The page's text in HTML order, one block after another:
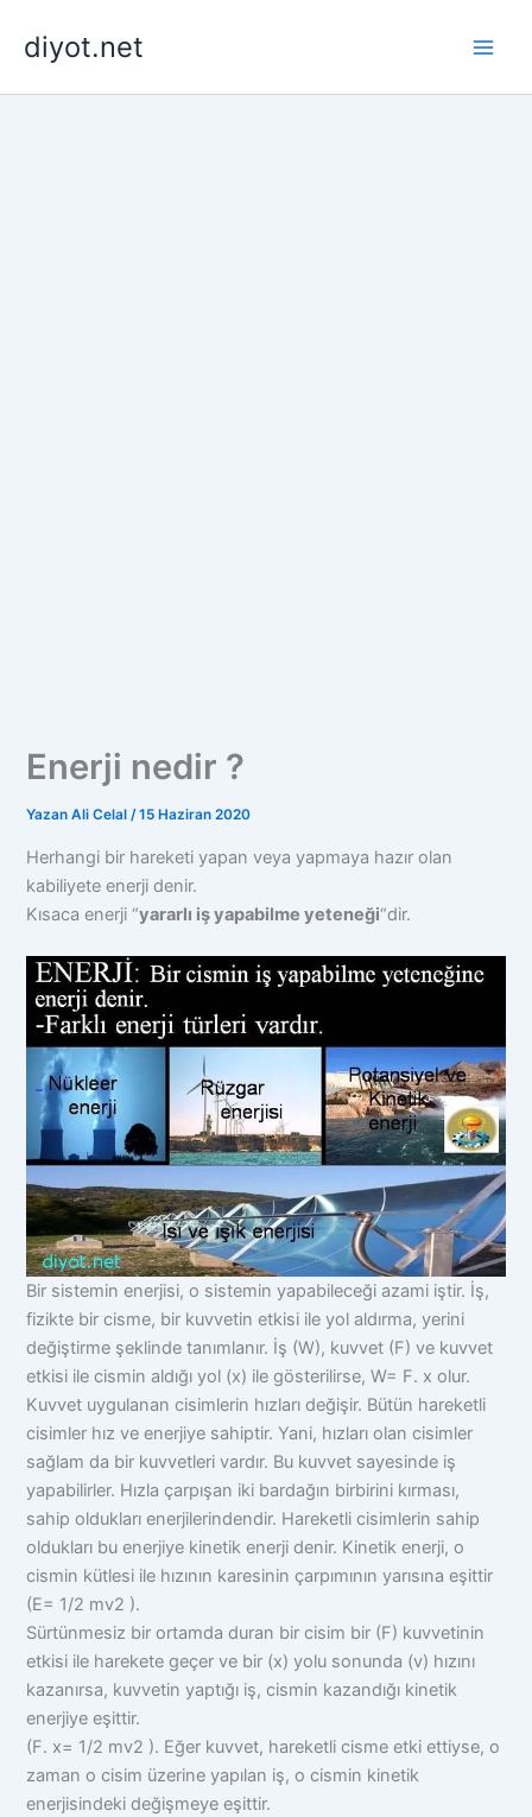
atladiyot.net
Enerji nedir ?
Yazan Ali Celal/15 Haziran 2020
Herhangi bir hareketi yapan veya yapmaya hazır olan
kabiliyete enerji denir.
Kısaca enerji “yararlı iş yapabilme yeteneği“dir.
Bir sistemin enerjisi, o sistemin yapabileceği azami iştir. İş,
fizikte bir cisme, bir kuvvetin etkisi ile yol aldırma, yerini
değiştirme şeklinde tanımlanır. İş (W), kuvvet (F) ve kuvvet
etkisi ile cismin aldığı yol (x) ile gösterilirse, W= F. x olur.
Kuvvet uygulanan cisimlerin hızları değişir. Bütün hareketli
cisimler hız ve enerjiye sahiptir. Yani, hızları olan cisimler
sağlam da bir kuvvetleri vardır. Bu kuvvet sayesinde iş
yapabilirler. Hızla çarpışan iki bardağın birbirini kırması,
sahip oldukları enerjilerindendir. Hareketli cisimlerin sahip
oldukları bu enerjiye kinetik enerji denir. Kinetik enerji, o
cismin kütlesi ile hızının karesinin çarpımının yarısına eşittir
(E= 1/2 mv2 ).
Sürtünmesiz bir ortamda duran bir cisim bir (F) kuvvetinin
etkisi ile harekete geçer ve bir (x) yolu sonunda (v) hızını
kazanırsa, kuvvetin yaptığı iş, cismin kazandığı kinetik
enerjiye eşittir.
(F. x= 1/2 mv2 ). Eğer kuvvet, hareketli cisme etki ettiyse, o
zaman o cisim üzerine yapılan iş, o cismin kinetik
enerjisindeki değişmeye eşittir.